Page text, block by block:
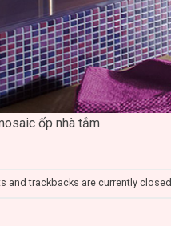
ốp nhà tắm
and trackbacks are currently closed.